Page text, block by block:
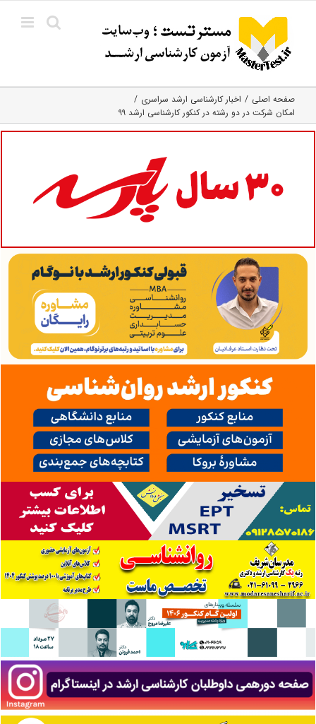
content
صفحه اصلی
اخبار کارشناسی ارشد سراسری
امکان شرکت در دو رشته در کنکور کارشناسی ارشد ۹۹